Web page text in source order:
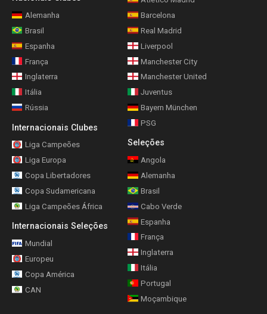
Alemanha
Brasil
Espanha
França
Inglaterra
Itália
Rússia
Internacionais Clubes
Liga Campeões
Liga Europa
Copa Libertadores
Copa Sudamericana
Liga Campeões África
Internacionais Seleções
Mundial
Europeu
Copa América
CAN
Barcelona
Real Madrid
Liverpool
Manchester City
Manchester United
Juventus
Bayern München
PSG
Seleções
Angola
Alemanha
Brasil
Cabo Verde
Espanha
França
Inglaterra
Itália
Portugal
Moçambique